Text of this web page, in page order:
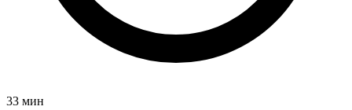
33 мин